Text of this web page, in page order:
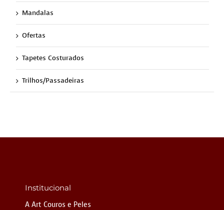
Mandalas
Ofertas
Tapetes Costurados
Trilhos/Passadeiras
Institucional
A Art Couros e Peles